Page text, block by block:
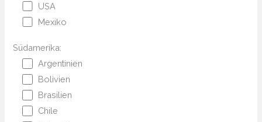
USA
Mexiko
Südamerika:
Argentinien
Bolivien
Brasilien
Chile